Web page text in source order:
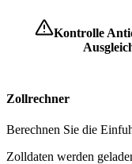
Kontrolle
Zollrechner
Berechnen Sie die
Zolldaten werden